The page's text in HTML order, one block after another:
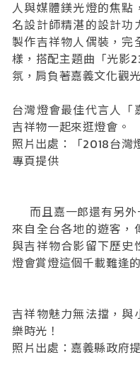
人與媒體鎂光燈的焦點
名設計師精湛的設計功
製作吉祥物人偶裝，完
樣，搭配主題曲「光影
氛，肩負著嘉義文化觀
台灣燈會最佳代言人「
吉祥物一起來逛燈會。
照片出處：「2018台灣
專頁提供
而且嘉一郎還有另外
來自全台各地的遊客，
與吉祥物合影留下歷史
燈會賞燈這個千載難逢
吉祥物魅力無法擋，與
樂時光！
照片出處：嘉義縣政府